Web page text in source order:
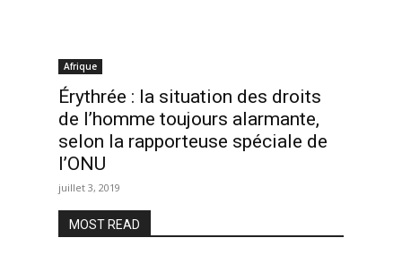
Afrique
Érythrée : la situation des droits
de l’homme toujours alarmante,
selon la rapporteuse spéciale de
l’ONU
juillet 3, 2019
MOST READ